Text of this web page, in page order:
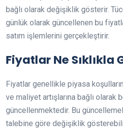
bağlı olarak değişiklik gösterir.
günlük olarak güncellenen bu
satım işlemlerini gerçekleştirir.
Fiyatlar Ne
Fiyatlar genellikle piyasa
ve maliyet artışlarına bağlı olarak
güncellenmektedir. Bu
talebine göre değişiklik